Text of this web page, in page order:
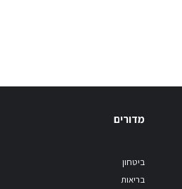
מדורים
ביטחון
בריאות